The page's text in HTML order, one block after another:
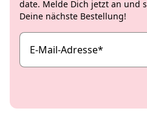
date. Melde Dich jetzt an und
Deine nächste Bestellung!
E-Mail-Adresse*